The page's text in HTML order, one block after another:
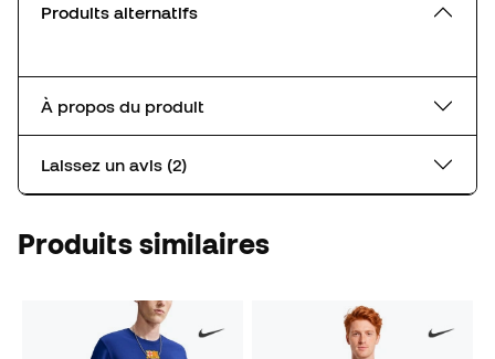
Produits alternatifs
À propos du produit
Laissez un avis (2)
Produits similaires